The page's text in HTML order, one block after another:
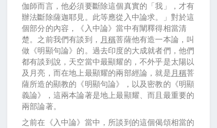
伽師而言，他必須要斷除這個真實的「我」，才有
辦法斷除薩迦耶見。此等應從入中論求。」對於這
個部分的內容，《入中論》當中有闡釋得相當清
楚。之前我們有談到， 月稱菩薩他有造一本論，叫
做《明顯句論》的。過去印度的大成就者們，他們
都有談到說，天空當中最顯耀的，不外乎是太陽以
及月亮，而在地上最顯耀的兩部經論，就是 月稱菩
薩所造的顯教的《明顯句論》，以及密教的《明顯
義論》，這兩本論著是地上最顯耀、而且最重要的
兩部論著。
之前在《入中論》當中，所談到的這個偈頌相當的